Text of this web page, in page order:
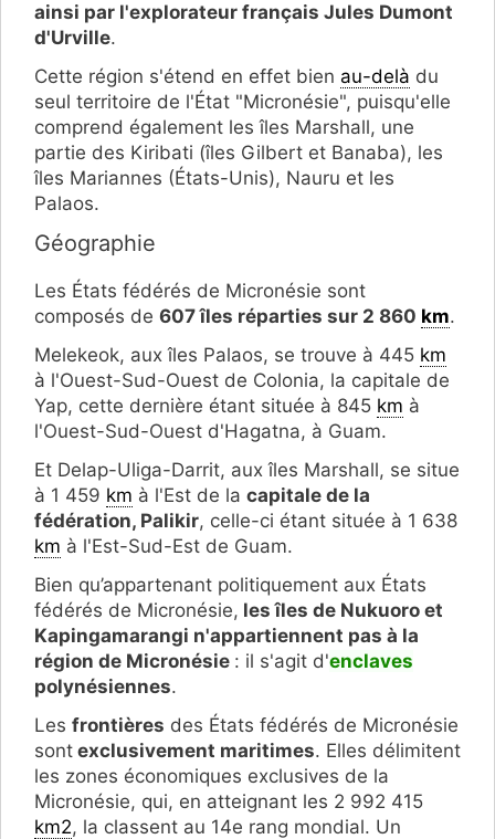
ainsi par l'explorateur français Jules Dumont
d'Urville.
Cette région s'étend en effet bien au-delà du
seul territoire de l'État "Micronésie", puisqu'elle
comprend également les îles Marshall, une
partie des Kiribati (îles Gilbert et Banaba), les
îles Mariannes (États-Unis), Nauru et les
Palaos.
Géographie
Les États fédérés de Micronésie sont
composés de 607 îles réparties sur 2 860 km.
Melekeok, aux îles Palaos, se trouve à 445 km
à l'Ouest-Sud-Ouest de Colonia, la capitale de
Yap, cette dernière étant située à 845 km à
l'Ouest-Sud-Ouest d'Hagatna, à Guam.
Et Delap-Uliga-Darrit, aux îles Marshall, se situe
à 1 459 km à l'Est de la capitale de la
fédération, Palikir, celle-ci étant située à 1 638
km à l'Est-Sud-Est de Guam.
Bien qu’appartenant politiquement aux États
fédérés de Micronésie, les îles de Nukuoro et
Kapingamarangi n'appartiennent pas à la
région de Micronésie : il s'agit d'enclaves
polynésiennes.
Les frontières des États fédérés de Micronésie
sont exclusivement maritimes. Elles délimitent
les zones économiques exclusives de la
Micronésie, qui, en atteignant les 2 992 415
km2, la classent au 14e rang mondial. Un